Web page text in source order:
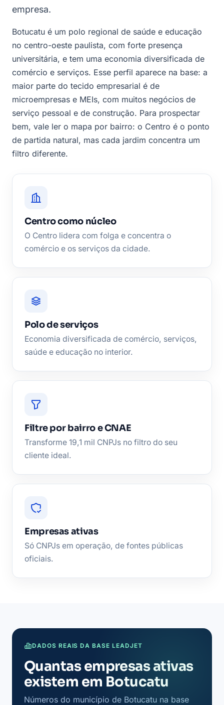
empresa.
Botucatu é um polo regional de saúde e educação
no centro-oeste paulista, com forte presença
universitária, e tem uma economia diversificada de
comércio e serviços. Esse perfil aparece na base: a
maior parte do tecido empresarial é de
microempresas e MEIs, com muitos negócios de
serviço pessoal e de construção. Para prospectar
bem, vale ler o mapa por bairro: o Centro é o ponto
de partida natural, mas cada jardim concentra um
filtro diferente.
Centro como núcleo
O Centro lidera com folga e concentra o
comércio e os serviços da cidade.
Polo de serviços
Economia diversificada de comércio, serviços,
saúde e educação no interior.
Filtre por bairro e CNAE
Transforme 19,1 mil CNPJs no filtro do seu
cliente ideal.
Empresas ativas
Só CNPJs em operação, de fontes públicas
oficiais.
DADOS REAIS DA BASE LEADJET
Quantas empresas ativas
existem em Botucatu
Números do município de Botucatu na base